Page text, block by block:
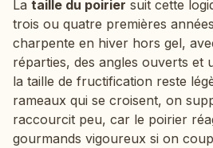
La taille du poirier suit cette
trois ou quatre premières
charpente en hiver hors gel,
réparties, des angles ouverts et
la taille de fructification reste
rameaux qui se croisent, on
raccourcit peu, car le poirier
gourmands vigoureux si on